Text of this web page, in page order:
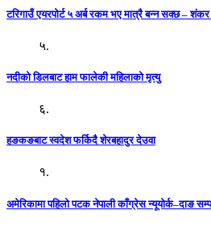
टरिगाउँ एयरपोर्ट ५ अर्ब रकम भए मात्रै बन्न सक्छ –
५.
नदीको डिलबाट हाम फालेकी महिलाको मृत्यु
६.
हङकङबाट स्वदेश फर्किदै शेरबहादुर देउवा
१.
अमेरिकामा पहिलो पटक नेपाली काँग्रेस न्यूयोर्क–दाङ